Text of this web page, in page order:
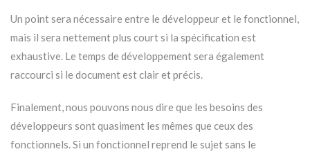
Un point sera nécessaire entre le développeur et le fonctionnel,
mais il sera nettement plus court si la spécification est
exhaustive. Le temps de développement sera également
raccourci si le document est clair et précis.
Finalement, nous pouvons nous dire que les besoins des
développeurs sont quasiment les mêmes que ceux des
fonctionnels. Si un fonctionnel reprend le sujet sans le